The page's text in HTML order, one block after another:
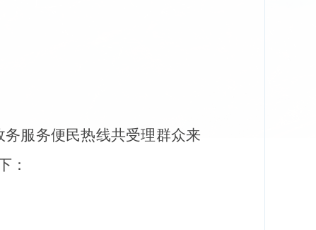
务服务便民热线共受理群众来
：